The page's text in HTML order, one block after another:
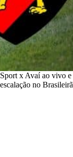
Sport x Avaí ao vivo
escalação no